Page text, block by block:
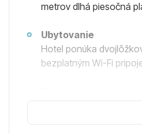
metrov dlhá piesočná
Ubytovanie
Hotel ponúka
bezplatným Wi-Fi
Wi-Fi pripojenia v